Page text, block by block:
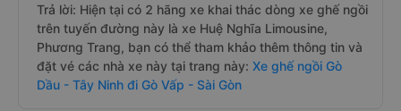
Trả lời: Hiện tại có 2 hãng xe khai thác dòng xe ghế ngồi
trên tuyến đường này là xe Huệ Nghĩa Limousine,
Phương Trang, bạn có thể tham khảo thêm thông tin và
đặt vé các nhà xe này tại trang này: Xe ghế ngồi Gò
Dầu - Tây Ninh đi Gò Vấp - Sài Gòn